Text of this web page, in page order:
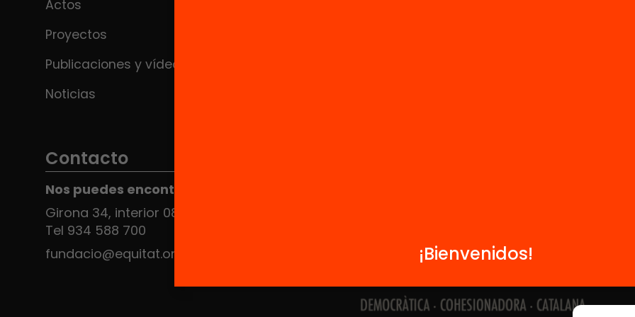
Actos
Proyectos
Publicaciones y vídeos
Noticias
Contacto
Nos puedes encontrar en el HUB Social
Girona 34, interior 08010 Barcelona
Tel 934 588 700
fundacio@equitat.org
¡Bienvenidos!